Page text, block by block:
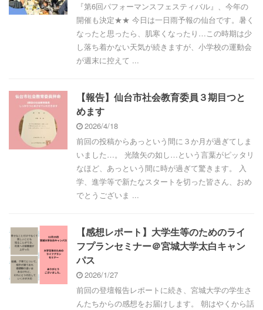
『第6回パフォーマンスフェスティバル』、今年の
開催も決定★★ 今日は一日雨予報の仙台です。暑く
なったと思ったら、肌寒くなったり…この時期は少
し落ち着かない天気が続きますが、小学校の運動会
が週末に控えて ...
【報告】仙台市社会教育委員３期目つと
めます
2026/4/18
前回の投稿からあっという間に３か月が過ぎてしま
いました…。 光陰矢の如し…という言葉がピッタリ
なほど、あっという間に時が過ぎて驚きます。 入
学、進学等で新たなスタートを切った皆さん、おめ
でとうございま ...
【感想レポート】大学生等のためのライ
フプランセミナー＠宮城大学太白キャン
パス
2026/1/27
前回の登壇報告レポートに続き、宮城大学の学生さ
んたちからの感想をお届けします。 朝はやくから話